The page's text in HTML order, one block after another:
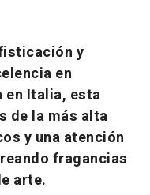
y
en
en Italia, esta
de la más alta
y una atención
fragancias
arte.